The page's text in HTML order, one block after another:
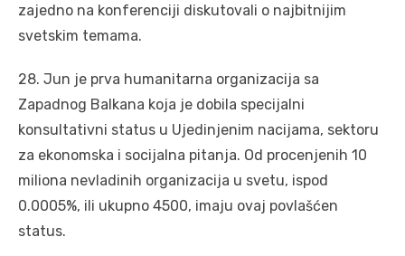
zajedno na konferenciji diskutovali o najbitnijim
svetskim temama.
28. Jun je prva humanitarna organizacija sa
Zapadnog Balkana koja je dobila specijalni
konsultativni status u Ujedinjenim nacijama, sektoru
za ekonomska i socijalna pitanja. Od procenjenih 10
miliona nevladinih organizacija u svetu, ispod
0.0005%, ili ukupno 4500, imaju ovaj povlašćen
status.